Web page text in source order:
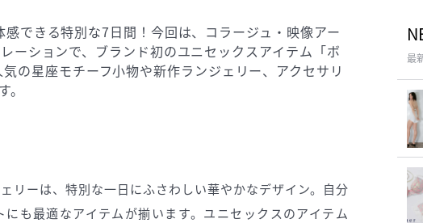
できる特別な7日間！今回は、コラージュ・映像アー
ションで、ブランド初のユニセックスアイテム「ボ
の星座モチーフ小物や新作ランジェリー、アクセサリ
リーは、特別な一日にふさわしい華やかなデザイン。自分
も最適なアイテムが揃います。ユニセックスのアイテム
最